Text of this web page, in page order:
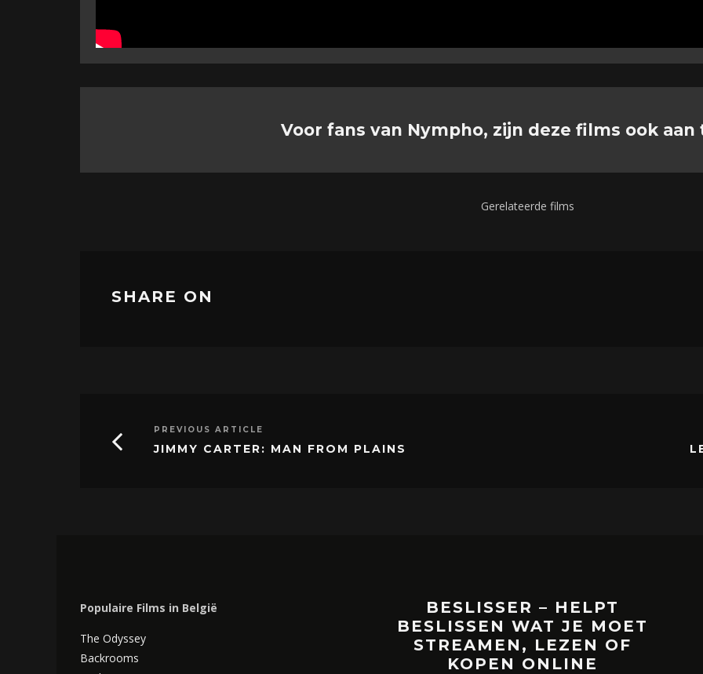
Voor fans van Nympho, zijn deze films ook aan
Gerelateerde films
SHARE ON
PREVIOUS ARTICLE
JIMMY CARTER: MAN FROM PLAINS
Populaire Films in België
The Odyssey
Backrooms
BESLISSER – HELPT
BESLISSEN WAT JE MOET
STREAMEN, LEZEN OF
KOPEN ONLINE